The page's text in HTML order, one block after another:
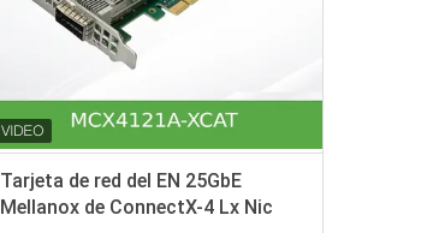
Tarjeta de red del EN 25GbE
Mellanox de ConnectX-4 Lx Nic